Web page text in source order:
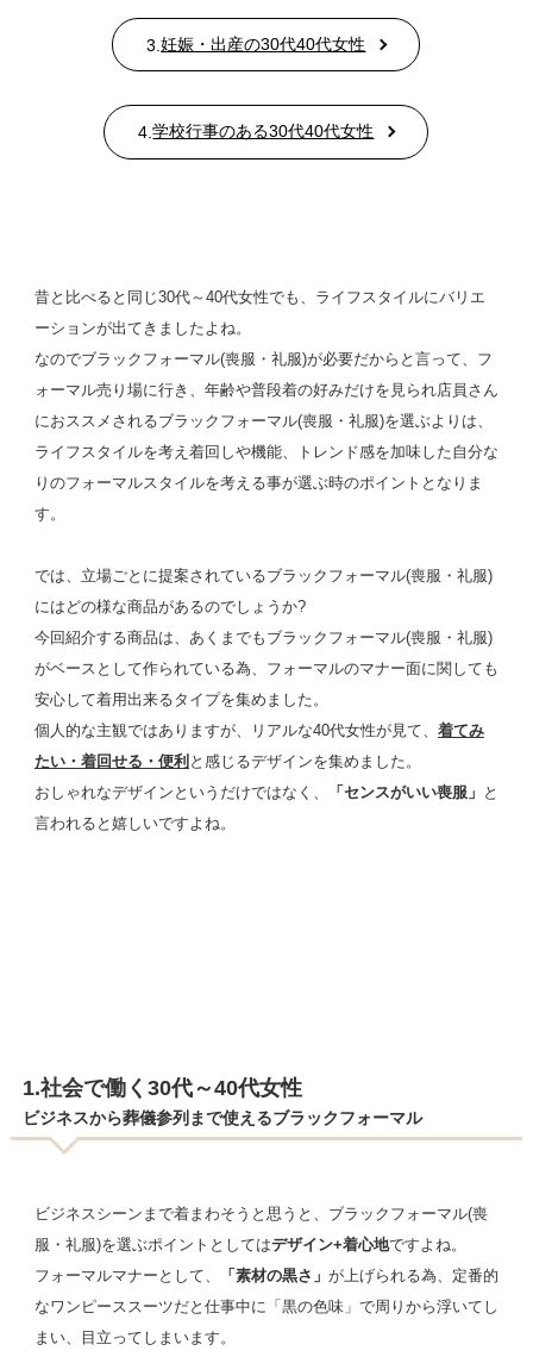
3.妊娠・出産の30代40代女性
4.学校行事のある30代40代女性
昔と比べると同じ30代～40代女性でも、ライフスタイルにバリエ
ーションが出てきましたよね。
なのでブラックフォーマル(喪服・礼服)が必要だからと言って、フ
ォーマル売り場に行き、年齢や普段着の好みだけを見られ店員さん
におススメされるブラックフォーマル(喪服・礼服)を選ぶよりは、
ライフスタイルを考え 着回しや機能、トレンド感を加味した自分な
りのフォーマルスタイルを考える事が選ぶ時のポイントとなりま
す。
では、立場ごとに提案されているブラックフォーマル(喪服・礼服)
にはどの様な商品があるのでしょうか?
今回紹介する商品は、あくまでもブラックフォーマル(喪服・礼服)
がベースとして作られている為、フォーマルのマナー面に関しても
安心して着用出来るタイプを集めました。
個人的な主観ではありますが、リアルな40代女性が見て、 着てみ
たい・着回せる・便利 と感じるデザインを集めました。
おしゃれなデザインというだけではなく、
「センスがいい喪服」 と
言われると嬉しいですよね。
1.社会で働く30代～40代女性
ビジネスから葬儀参列まで使えるブラックフォーマル
ビジネスシーンまで着まわそうと思うと、ブラックフォーマル(喪
服・礼服)を選ぶポイントとしてはデザイン+着心地ですよね。
フォーマルマナーとして、
「素材の黒さ」 が上げられる為、定番的
なワンピーススーツだと仕事中に「黒の色味」で周りから浮いてし
まい、目立ってしまいます。